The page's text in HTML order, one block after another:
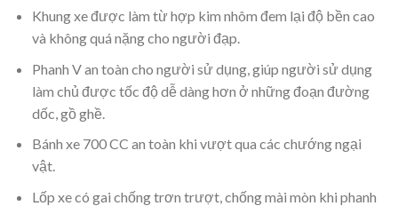
Khung xe được làm từ hợp kim nhôm đem lại độ bền cao
và không quá nặng cho người đạp.
Phanh V an toàn cho người sử dụng, giúp người sử dụng
làm chủ được tốc độ dễ dàng hơn ở những đoạn đường
dốc, gồ ghề.
Bánh xe 700 CC an toàn khi vượt qua các chướng ngại
vật.
Lốp xe có gai chống trơn trượt, chống mài mòn khi phanh